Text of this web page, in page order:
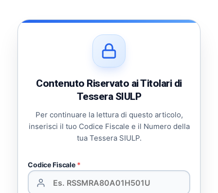
Contenuto Riservato ai Titolari di
Tessera SIULP
Per continuare la lettura di questo articolo,
inserisci il tuo Codice Fiscale e il Numero della
tua Tessera SIULP.
Codice Fiscale *